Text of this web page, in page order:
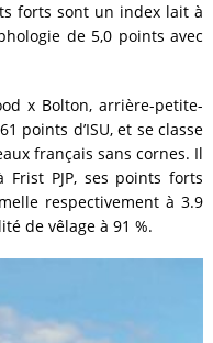
forts sont un index lait à
de 5,0 points avec
x Bolton, arrière-petite-
points d’ISU, et se classe
français sans cornes. Il
PJP, ses points forts
respectivement à 3.9
de vêlage à 91 %.